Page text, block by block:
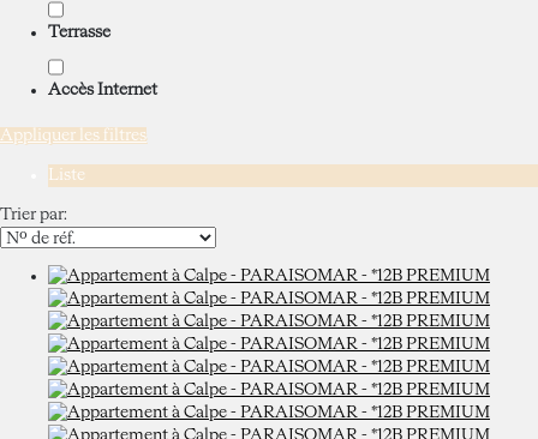
Terrasse
Accès Internet
Appliquer les filtres
Liste
Trier par: